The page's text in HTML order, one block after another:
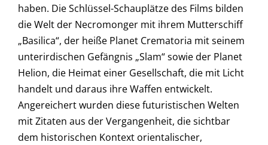
haben. Die Schlüssel-Schauplätze des Films bilden
die Welt der Necromonger mit ihrem Mutterschiff
„Basilica“, der heiße Planet Crematoria mit seinem
unterirdischen Gefängnis „Slam“ sowie der Planet
Helion, die Heimat einer Gesellschaft, die mit Licht
handelt und daraus ihre Waffen entwickelt.
Angereichert wurden diese futuristischen Welten
mit Zitaten aus der Vergangenheit, die sichtbar
dem historischen Kontext orientalischer,